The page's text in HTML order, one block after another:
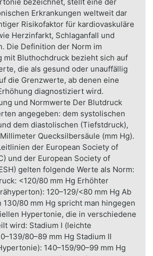
Erkrankungen weltweit dar
Risikofaktor für kardiovaskuläre
Herzinfarkt, Schlaganfall und
Die Definition der Norm im
mit Bluthochdruck bezieht sich auf
die als gesund oder unauffällig
die Grenzwerte, ab denen eine
diagnostiziert wird.
und Normwerte Der Blutdruck
angegeben: dem systolischen
dem diastolischen (Tiefstdruck),
Quecksilbersäule (mm Hg).
der European Society of
und der European Society of
gelten folgende Werte als Norm:
<120/80 mm Hg Erhöhter
120–129/<80 mm Hg Ab
130/80 mm Hg spricht man hingegen
Hypertonie, die in verschiedene
wird: Stadium I (leichte
80–89 mm Hg Stadium II
140–159/90–99 mm Hg